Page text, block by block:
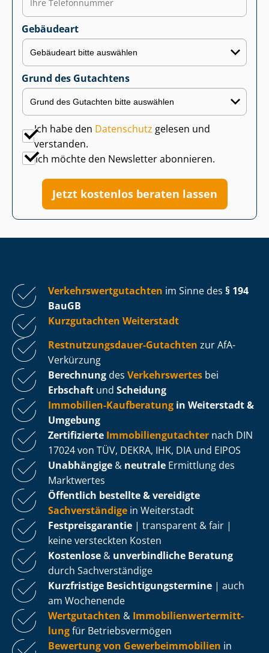
Gebäudeart
Grund des Gutachtens
Ich habe den Datenschutz gelesen und
verstanden.
Ich möchte den Newsletter abonnieren.
Jetzt kostenlos beraten lassen
Ver­kehrs­wert­gut­ach­ten im Sinne des § 194
BauGB
Kurzgutachten Weiterstadt
Rest­nut­zungs­dau­er-Gutachten zur AfA-
Verkürzung
Berechnung des Verkehrswertes bei
Erbschaft und Scheidung
Immobilien-Kaufberatung in Weiterstadt &
Umgebung
Zertifizierte Im­mo­bi­li­en­gut­ach­ter nach DIN
17024 von TÜV, DEKRA, IHK, DIA und EIPOS
Unabhängige & neutrale Ermittlung des
Marktwertes
Öffentlich bestellte & vereidigte
Sachverständige in Weiterstadt
Fest­preis­ga­ran­tie | transparent & fair |
keine versteckten Kosten
Kostenlose & unverbindliche Beratung
durch Sachverständige
Kurzfristige Be­sich­ti­gungs­ter­mi­ne | auch
am Wochenende
Wertgutachten & Im­mo­bi­li­en­wert­ermitt­
lungfür Be­triebs­ver­mö­gen
Bewertung von Ge­wer­be­im­mo­bi­li­en in